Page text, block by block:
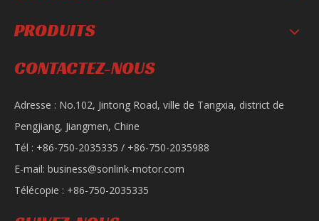
PRODUITS
CONTACTEZ-NOUS
Adresse : No.102, Jintong Road, ville de Tangxia, district de
Pengjiang, Jiangmen, Chine
Tél : +86-750-2035335 / +86-750-2035988
E-mail: business@sonlink-motor.com
Télécopie : +86-750-2035335